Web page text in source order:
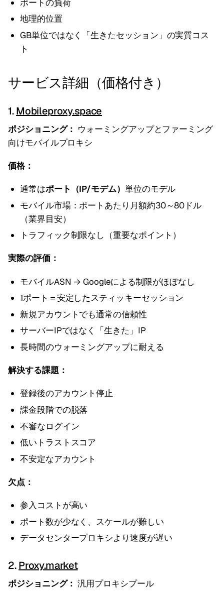
ポートの負荷
地理的位置
GB単位ではなく「生きたセッション」の実質コス
ト
サービス詳細（価格付き）
1.Mobileproxy.space
ポジショニング： ウォーミングアップとファーミング
向けモバイルプロキシ
価格：
通常はポート（IP/モデム） 単位のモデル
モバイル市場：ポートあたり月額約30～80ドル
（業界目安）
トラフィック制限なし（重要なポイント）
実際の評価：
モバイルASN → Googleによる制限がほぼなし
1ポート＝安定したスティッキーセッション
新規アカウントでも通常の信頼性
サーバーIPではなく「生きた」IP
長時間のウォーミングアップに耐える
解決する課題：
登録後のアカウント停止
課金段階での脱落
不審なログイン
低いトラストスコア
不安定なアカウント
欠点：
参入コストが高い
ポート数が少なく、スケールが難しい
データセンタープロキシより速度が遅い
2.Proxy.market
ポジショニング： 汎用プロキシプール